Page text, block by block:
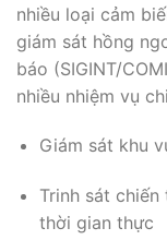
nhiều loại cảm
giám sát hồng
báo (SIGINT/
nhiều nhiệm vụ
Giám sát khu
Trinh sát
thời gian thực